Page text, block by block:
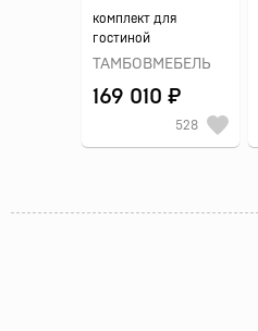
комплект для
гостиной
ТАМБОВМЕБЕЛЬ
169 010 ₽
528